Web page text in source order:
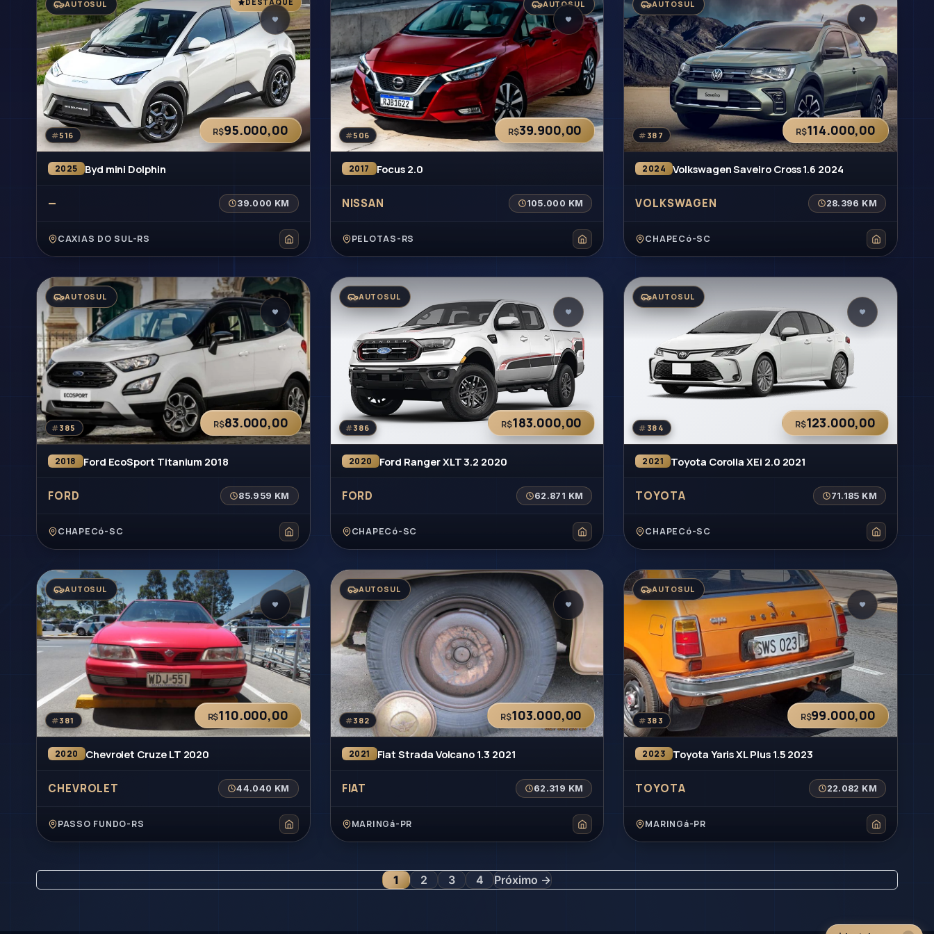
AUTOSUL DESTAQUE
R$95.000,00
#516
2025 Byd mini Dolphin
— 39.000 KM
CAXIAS DO SUL-RS
ÚNICO
DONO
IPVA
PAGO
ACEITA
TROCA
AUTOSUL
R$39.900,00
#506
2017 Focus 2.0
NISSAN 105.000 KM
PELOTAS-RS
AUTOSUL
R$114.000,00
# 387
2024 Volkswagen Saveiro Cross 1.6 2024
VOLKSWAGEN 28.396 KM
CHAPECó-SC
AUTOSUL
R$83.000,00
#385
2018 Ford EcoSport Titanium 2018
FORD 85.959 KM
CHAPECó-SC
AUTOSUL
R$183.000,00
#386
2020 Ford Ranger XLT 3.2 2020
FORD 62.871 KM
CHAPECó-SC
AUTOSUL
R$123.000,00
# 384
2021 Toyota Corolla XEi 2.0 2021
TOYOTA 71.185 KM
CHAPECó-SC
AUTOSUL
R$110.000,00
#381
2020 Chevrolet Cruze LT 2020
CHEVROLET 44.040 KM
PASSO FUNDO-RS
AUTOSUL
R$103.000,00
#382
2021 Fiat Strada Volcano 1.3 2021
FIAT 62.319 KM
MARINGá-PR
AUTOSUL
R$99.000,00
# 383
2023 Toyota Yaris XL Plus 1.5 2023
TOYOTA 22.082 KM
MARINGá-PR
1 2 3 4 Próximo →